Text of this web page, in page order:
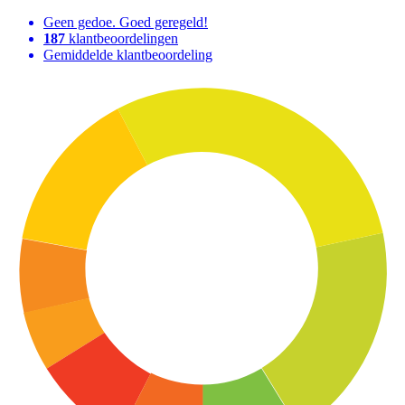
Geen gedoe. Goed geregeld!
187 klantbeoordelingen
Gemiddelde klantbeoordeling